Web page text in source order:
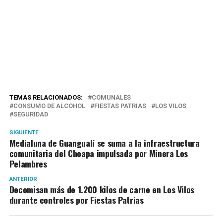
TEMAS RELACIONADOS:
COMUNALES
CONSUMO DE ALCOHOL
FIESTAS PATRIAS
LOS VILOS
SEGURIDAD
SIGUIENTE
Medialuna de Guangualí se suma a la infraestructura
comunitaria del Choapa impulsada por Minera Los
Pelambres
ANTERIOR
Decomisan más de 1.200 kilos de carne en Los Vilos
durante controles por Fiestas Patrias